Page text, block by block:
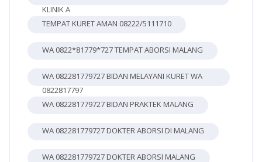
KLINIK A
TEMPAT KURET AMAN 08222/5111710
WA 0822*81779*727 TEMPAT ABORSI MALANG
WA 082281779727 BIDAN MELAYANI KURET WA
0822817797
WA 082281779727 BIDAN PRAKTEK MALANG
WA 082281779727 DOKTER ABORSI DI MALANG
WA 082281779727 DOKTER ABORSI MALANG